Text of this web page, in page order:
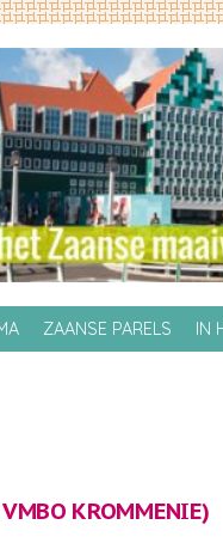
ZAANSE PARELS IN
KROMMENIE)